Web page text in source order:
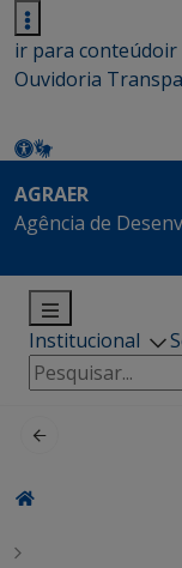
ir para conteúdoir
Ouvidoria
AGRAER
Agência de
Institucional
Pesquisar
por: